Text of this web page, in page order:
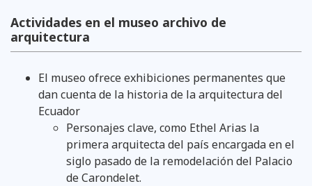
Actividades en el museo archivo de
arquitectura
El museo ofrece exhibiciones permanentes que
dan cuenta de la historia de la arquitectura del
Ecuador
Personajes clave, como Ethel Arias la
primera arquitecta del país encargada en el
siglo pasado de la remodelación del Palacio
de Carondelet.